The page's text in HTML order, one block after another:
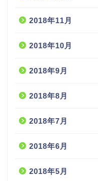
2018年11月
2018年10月
2018年9月
2018年8月
2018年7月
2018年6月
2018年5月